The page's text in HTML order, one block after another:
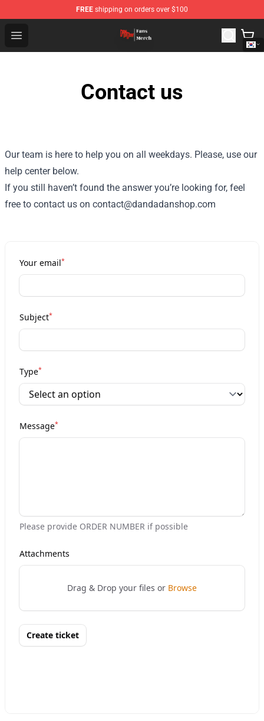
FREE shipping on orders over $100
Open menu
Dandadan Shop - Official Dandadan Merchandise Store
Contact us
Our team is here to help you on all weekdays. Please, use our
help center below.
If you still haven’t found the answer you’re looking for, feel
free to contact us on contact@dandadanshop.com